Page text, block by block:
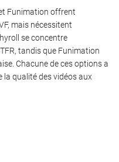
Funimation offrent
mais nécessitent
se concentre
tandis que Funimation
Chacune de ces options a
la qualité des vidéos aux